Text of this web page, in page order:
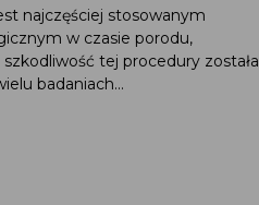
najczęściej stosowanym
w czasie porodu,
tej procedury została
badaniach...